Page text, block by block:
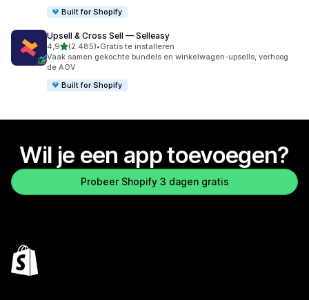
Built for Shopify
Upsell & Cross Sell — Selleasy
4,9van 5 sterren
(2.485)
2485 recensies in totaal
•Gratis te installeren
Vaak samen gekochte bundels en winkelwagen-upsells, verhoog
de AOV
Built for Shopify
Wil je een app toevoegen?
Probeer Shopify 3 dagen gratis